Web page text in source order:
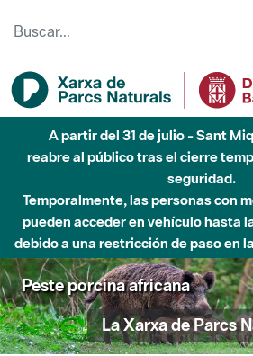
A partir del 31 de julio - Sant
reabre al público tras el cierre
seguridad.
Temporalmente, las personas con
pueden acceder en vehículo hasta
debido a una restricción de paso en
Peste porcina africana
La Xarxa de Parcs